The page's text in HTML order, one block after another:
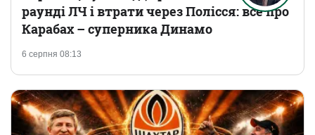
6 серпня 08:13
раунді ЛЧ і втрати через Полісся: все про
Карабах – суперника Динамо